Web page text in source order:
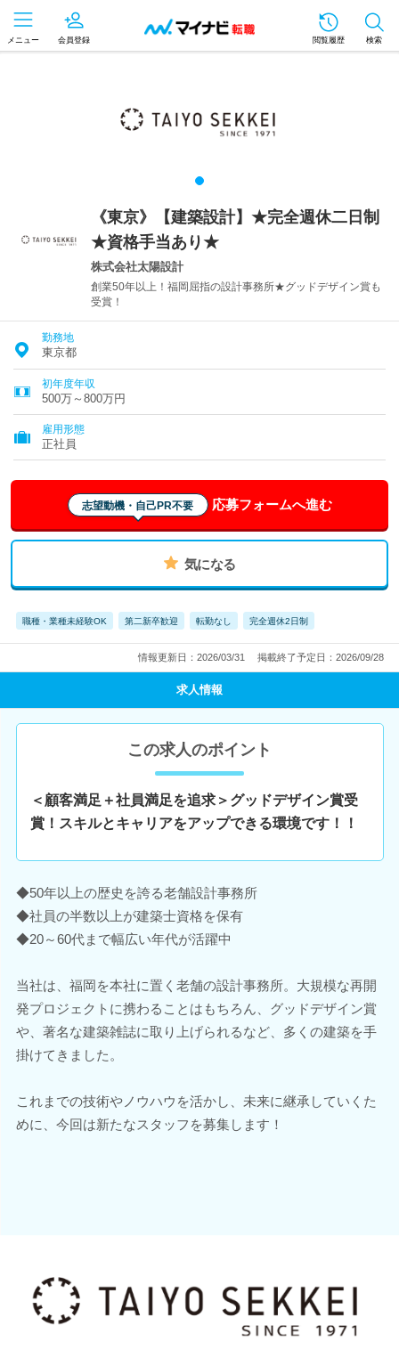
メニュー 会員登録 閲覧履歴 検索
《東京》【建築設計】★完全週休二日制
★資格手当あり★
株式会社太陽設計
創業50年以上！福岡屈指の設計事務所★グッドデザイン賞も
受賞！
勤務地
東京都
初年度年収
500万～800万円
雇用形態
正社員
志望動機・自己PR不要 応募フォームへ進む
気になる
職種・業種未経験OK 第二新卒歓迎 転勤なし 完全週休2日制
情報更新日：2026/03/31 掲載終了予定日：2026/09/28
求人情報
この求人のポイント
＜顧客満足＋社員満足を追求＞グッドデザイン賞受
賞！スキルとキャリアをアップできる環境です！！
◆50年以上の歴史を誇る老舗設計事務所
◆社員の半数以上が建築士資格を保有
◆20～60代まで幅広い年代が活躍中
当社は、福岡を本社に置く老舗の設計事務所。大規模な再開
発プロジェクトに携わることはもちろん、グッドデザイン賞
や、著名な建築雑誌に取り上げられるなど、多くの建築を手
掛けてきました。
これまでの技術やノウハウを活かし、未来に継承していくた
めに、今回は新たなスタッフを募集します！